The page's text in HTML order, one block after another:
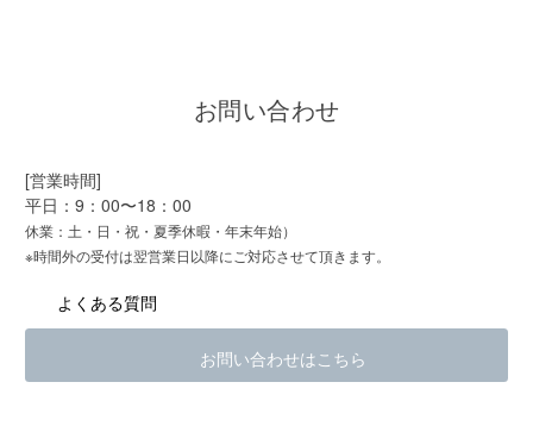
お問い合わせ
[営業時間]
平日：9：00〜18：00
休業：土・日・祝・夏季休暇・年末年始）
※時間外の受付は翌営業日以降にご対応させて頂きます。
よくある質問
お問い合わせはこちら